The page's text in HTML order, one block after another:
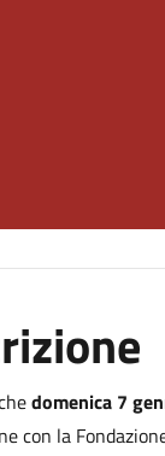
domenica 7
con la